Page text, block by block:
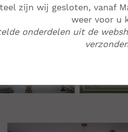
zijn wij gesloten, vanaf
weer voor u
onderdelen uit de